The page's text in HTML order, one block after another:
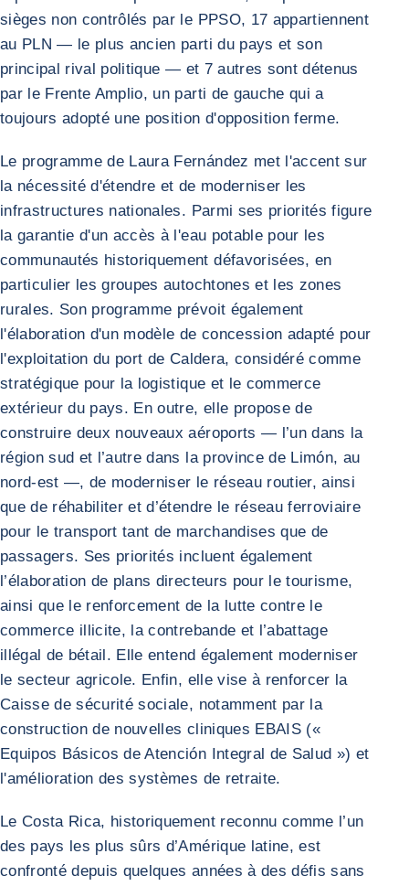
sièges non contrôlés par le PPSO, 17 appartiennent
au PLN — le plus ancien parti du pays et son
principal rival politique — et 7 autres sont détenus
par le Frente Amplio, un parti de gauche qui a
toujours adopté une position d'opposition ferme.
Le programme de Laura Fernández met l'accent sur
la nécessité d'étendre et de moderniser les
infrastructures nationales. Parmi ses priorités figure
la garantie d'un accès à l'eau potable pour les
communautés historiquement défavorisées, en
particulier les groupes autochtones et les zones
rurales. Son programme prévoit également
l'élaboration d'un modèle de concession adapté pour
l'exploitation du port de Caldera, considéré comme
stratégique pour la logistique et le commerce
extérieur du pays. En outre, elle propose de
construire deux nouveaux aéroports — l’un dans la
région sud et l’autre dans la province de Limón, au
nord-est —, de moderniser le réseau routier, ainsi
que de réhabiliter et d’étendre le réseau ferroviaire
pour le transport tant de marchandises que de
passagers. Ses priorités incluent également
l’élaboration de plans directeurs pour le tourisme,
ainsi que le renforcement de la lutte contre le
commerce illicite, la contrebande et l’abattage
illégal de bétail. Elle entend également moderniser
le secteur agricole. Enfin, elle vise à renforcer la
Caisse de sécurité sociale, notamment par la
construction de nouvelles cliniques EBAIS («
Equipos Básicos de Atención Integral de Salud ») et
l'amélioration des systèmes de retraite.
Le Costa Rica, historiquement reconnu comme l’un
des pays les plus sûrs d’Amérique latine, est
confronté depuis quelques années à des défis sans